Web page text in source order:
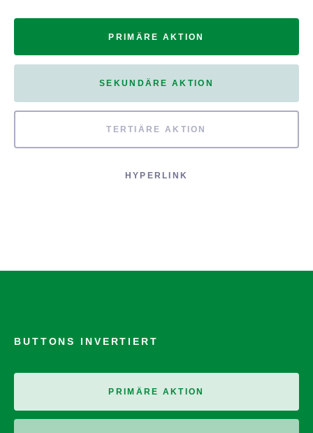
PRIMÄRE AKTION
SEKUNDÄRE AKTION
TERTIÄRE AKTION
HYPERLINK
BUTTONS INVERTIERT
PRIMÄRE AKTION